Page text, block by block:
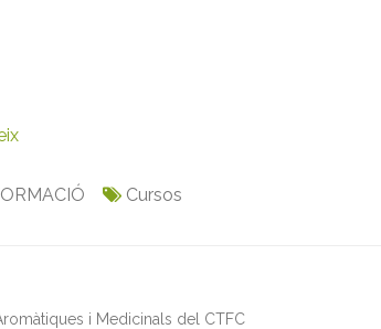
Cursos
i Medicinals del CTFC